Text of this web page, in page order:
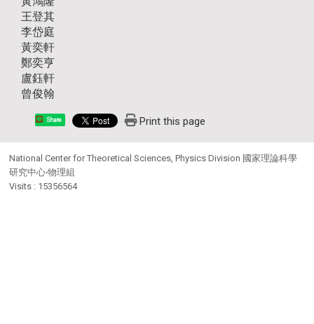
王登其
李岱庭
黃奕軒
鄭奕亨
盧鈺軒
曾俊翰
Share Print this page
National Center for Theoretical Sciences, Physics Division 國家理論科學
研究中心‧物理組
Visits : 15356564